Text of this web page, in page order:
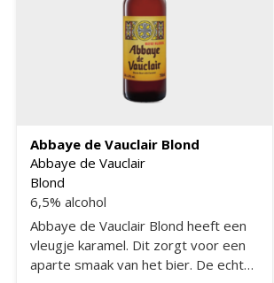
Abbaye de Vauclair Blond
Abbaye de Vauclair
Blond
6,5% alcohol
Abbaye de Vauclair Blond heeft een
vleugje karamel. Dit zorgt voor een
aparte smaak van het bier. De echte